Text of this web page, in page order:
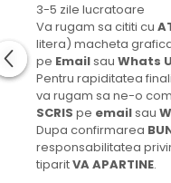
3-5 zile lucratoare
Va rugam sa cititi cu
litera) macheta
pe Emailsau Whats
Pentru rapiditatea
va rugam sa ne-o
SCRIS pe emailsau
Dupa confirmarea
responsabilitatea
tiparitVA APARTINE.